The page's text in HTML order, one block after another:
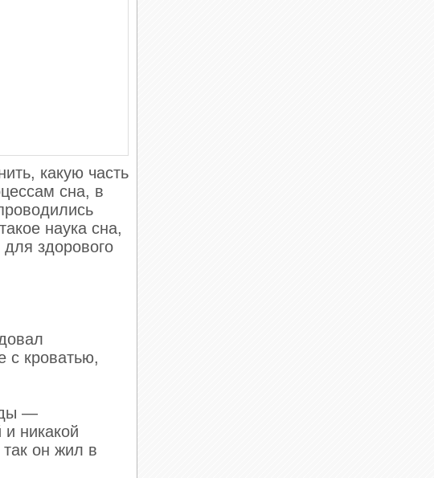
какую часть
сна, в
наука сна,
здорового
с кроватью,
—
никакой
он жил в